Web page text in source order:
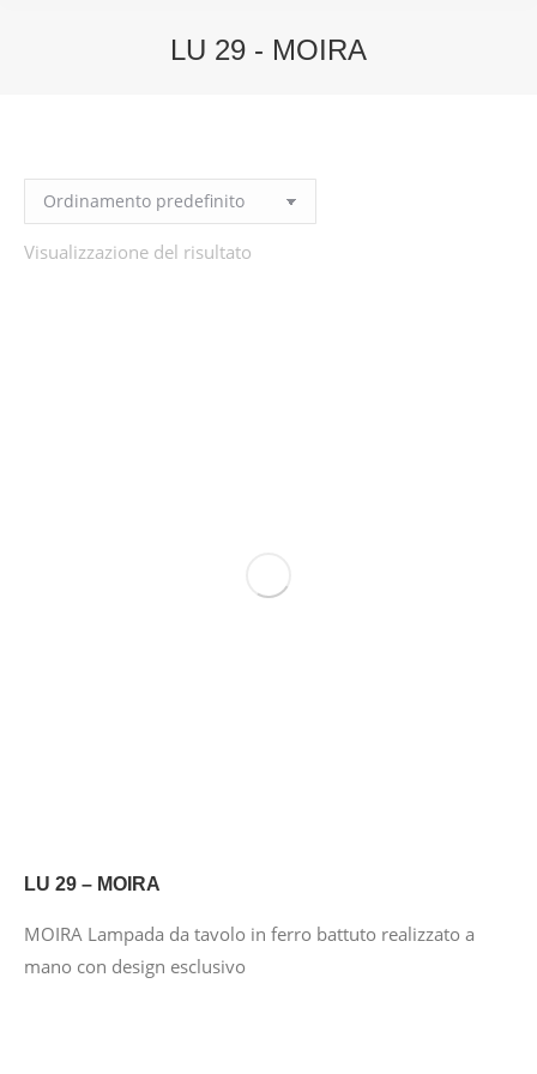
LU 29 - MOIRA
Visualizzazione del risultato
LU 29 – MOIRA
MOIRA Lampada da tavolo in ferro battuto realizzato a
mano con design esclusivo